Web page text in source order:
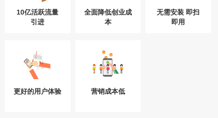
10亿活跃流量
引进
全面降低创业成
本
无需安装 即扫
即用
更好的用户体验 营销成本低